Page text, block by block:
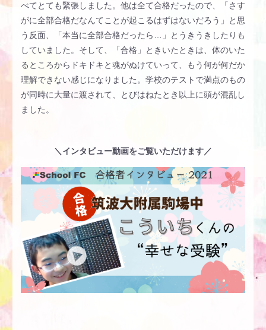
べてとても緊張しました。他は全て合格だったので、「さす
がに全部合格だなんてことが起こるはずはないだろう」と思
う反面、「本当に全部合格だったら…」とうきうきしたりも
していました。そして、「合格」ときいたときは、体のいた
るところからドキドキと魂がぬけていって、もう何が何だか
理解できない感じになりました。学校のテストで満点のもの
が同時に大量に渡されて、とびはねたとき以上に頭が混乱し
ました。
＼インタビュー動画をご覧いただけます／